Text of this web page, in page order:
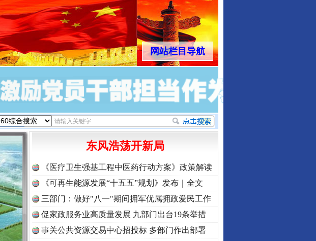
网站栏目导航
东风浩荡开新局
《医疗卫生强基工程中医药行动方案》政策解读
《可再生能源发展“十五五”规划》发布｜全文
三部门：做好"八一"期间拥军优属拥政爱民工作
促家政服务业高质量发展 九部门出台19条举措
事关公共资源交易中心招投标 多部门作出部署